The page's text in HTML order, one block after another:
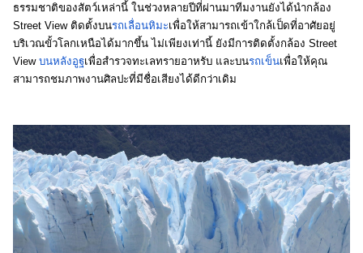
ธรรมชาติของสัตว์เหล่านี้ ในช่วงหลายปีที่ผ่านมาทีมงานยังได้นำกล้อง
Street View ติดตั้งบนรถเลื่อนหิมะเพื่อให้สามารถเข้าใกล้เป็ดที่อาศัยอยู่
บริเวณขั้วโลกเหนือได้มากขึ้น ไม่เพียงเท่านี้ ยังมีการติดตั้งกล้อง Street
View บนหลังอูฐเพื่อสำรวจทะเลทรายอาหรับ และบนรถเข็นเพื่อให้คุณ
สามารถชมภาพงานศิลปะที่มีชื่อเสียงได้ดีกว่าเดิม